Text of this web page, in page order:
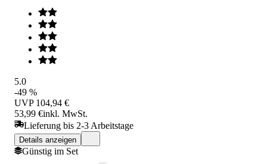
5.0
-49 %
UVP 104,94 €
53,99 €inkl. MwSt.
Lieferung bis 2-3 Arbeitstage
Details anzeigen
Günstig im Set